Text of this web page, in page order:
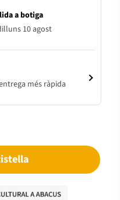
a botiga
10 agost
més ràpida